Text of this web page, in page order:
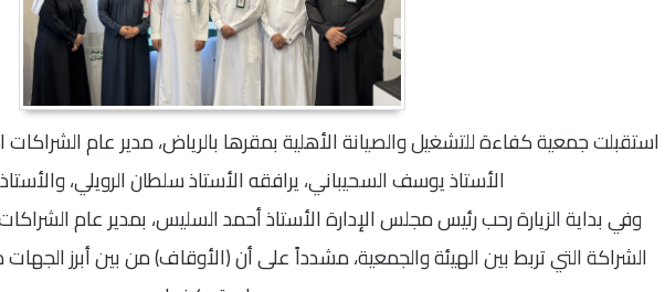
استقبلت جمعية كفاءة للتشغيل والصيانة الأهلية بمقرها بالرياض، مدير عام الشراكات
الأستاذ يوسف السحيباني، يرافقه الأستاذ سلطان الرويلي،
وفي بداية الزيارة رحب رئيس مجلس الإدارة الأستاذ أحمد السليس، بمدير عام
الشراكة التي تربط بين الهيئة والجمعية، مشدداً على أن (الأوقاف) من بين أبرز